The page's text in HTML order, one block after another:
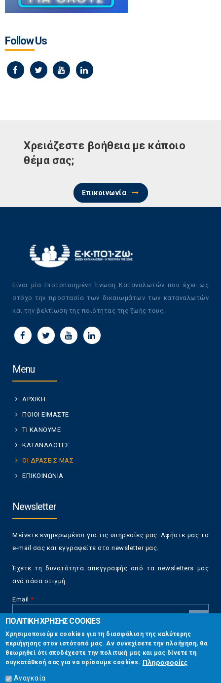
Follow Us
Χρειάζεστε βοήθεια με κάποιο
θέμα σας;
Επικοινωνία
Είναι μία Πιστοποιημένη Ένωση Καταναλωτών που έχει ως
στόχο την προστασία των δικαιωμάτων των καταναλωτών
και την βελτίωση της ποιότητας της ζωής τους.
Menu
ΑΡΧΙΚΗ
ΠΟΙΟΙ ΕΙΜΑΣΤΕ
ΤΙ ΚΑΝΟΥΜΕ
ΚΑΤΑΝΑΛΩΤΕΣ
ΟΙ ΔΡΑΣΕΙΣ ΜΑΣ
ΕΠΙΚΟΙΝΩΝΙΑ
Newsletter
Μείνετε ενημερωμένοι για τις υπηρεσίες μας. Αφήστε μας το
e-mail σας και εγγραφείτε στο newsletter μας.
Έχετε τη δυνατότητα απεγγραφής από τα newsletters μας
ανά πάσα στιγμή
Email *
CAPTCHA
This
question is
for testing
whether or
not you are a
Επικοινωνία
Στουρνάρη 17, Αθήνα 10683
ΠΟΛΙΤΙΚΗ ΧΡΗΣΗΣ COOKIES
Χρησιμοποιούμε cookies για τη διασφάλιση της καλύτερης
περιήγησης στον ιστότοπό μας. Αν συνεχίσετε την πλοήγηση, θα
θεωρηθεί ότι αποδέχεστε την πολιτική μας και μας δίνετε τη
συγκατάθεσή σας για να ορίσουμε cookies. Πληροφορίες
Αναγκαία